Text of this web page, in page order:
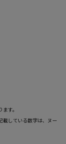
す。
載している数字は、ヌー